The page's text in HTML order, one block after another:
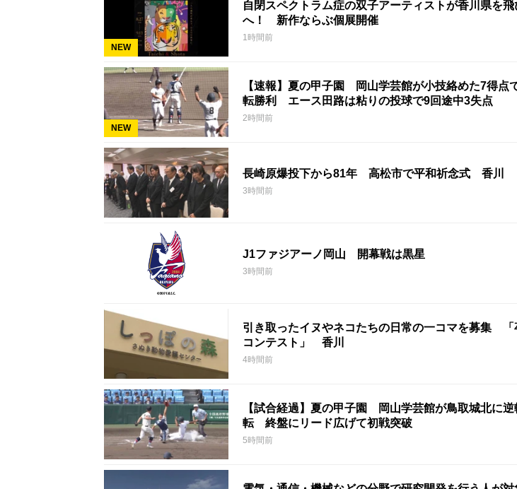
NEW
自閉スペクトラム症の双子アーティストが香川県を
へ！ 新作ならぶ個展開催
1時間前
NEW
【速報】夏の甲子園 岡山学芸館が小技絡めた7得点
転勝利 エース田路は粘りの投球で9回途中3失点
2時間前
長崎原爆投下から81年 高松市で平和祈念式 香川
3時間前
J1ファジアーノ岡山 開幕戦は黒星
3時間前
引き取ったイヌやネコたちの日常の一コマを募集 「
コンテスト」 香川
4時間前
【試合経過】夏の甲子園 岡山学芸館が鳥取城北に
転 終盤にリード広げて初戦突破
5時間前